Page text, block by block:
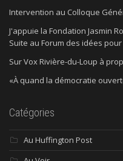
Intervention au Colloque
J'appuie la Fondation Jasmin
Suite au Forum des idées
Sur Vox Rivière-du-Loup à
«À quand la démocratie
Catégories
Au Huffington Post